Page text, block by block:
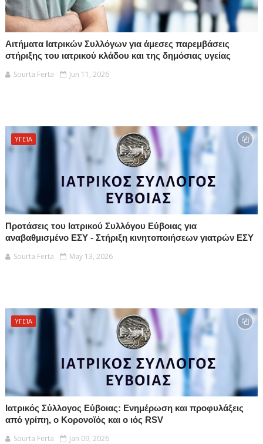
Αιτήματα Ιατρικών Συλλόγων για άμεσες παρεμβάσεις
στήριξης του ιατρικού κλάδου και της δημόσιας υγείας
Sourta Ferta
Jun 11, 2026
ΥΓΕΊΑ
Προτάσεις του Ιατρικού Συλλόγου Εύβοιας για
αναβαθμισμένο ΕΣΥ - Στήριξη κινητοποιήσεων γιατρών ΕΣΥ
Sourta Ferta
May 13, 2026
ΥΓΕΊΑ
Ιατρικός Σύλλογος Εύβοιας: Ενημέρωση και προφυλάξεις
από γρίπη, ο Κορονοϊός και ο ιός RSV
Sourta Ferta
Jan 09, 2026